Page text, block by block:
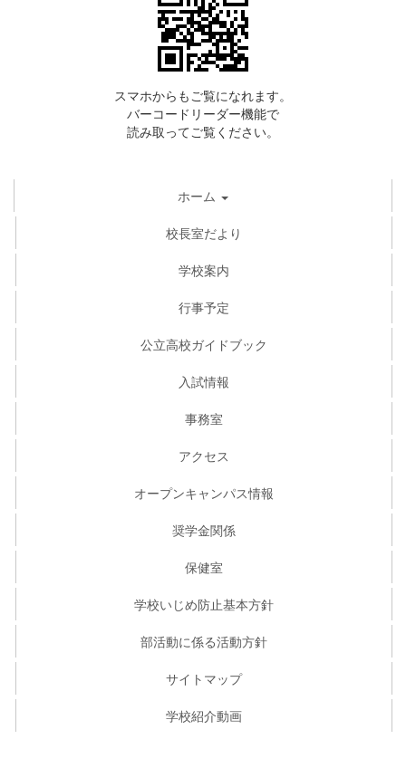
スマホからもご覧になれます。
バーコードリーダー機能で
読み取ってご覧ください。
ホーム
校長室だより
学校案内
行事予定
公立高校ガイドブック
入試情報
事務室
アクセス
オープンキャンパス情報
奨学金関係
保健室
学校いじめ防止基本方針
部活動に係る活動方針
サイトマップ
学校紹介動画